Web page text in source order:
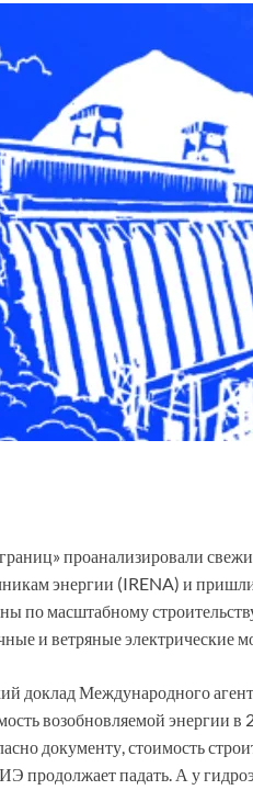
проанализировали
энергии (IRENA) и
по масштабному
и ветряные электрические
доклад Международного
возобновляемой энергии в
документу, стоимость
продолжает падать. А у